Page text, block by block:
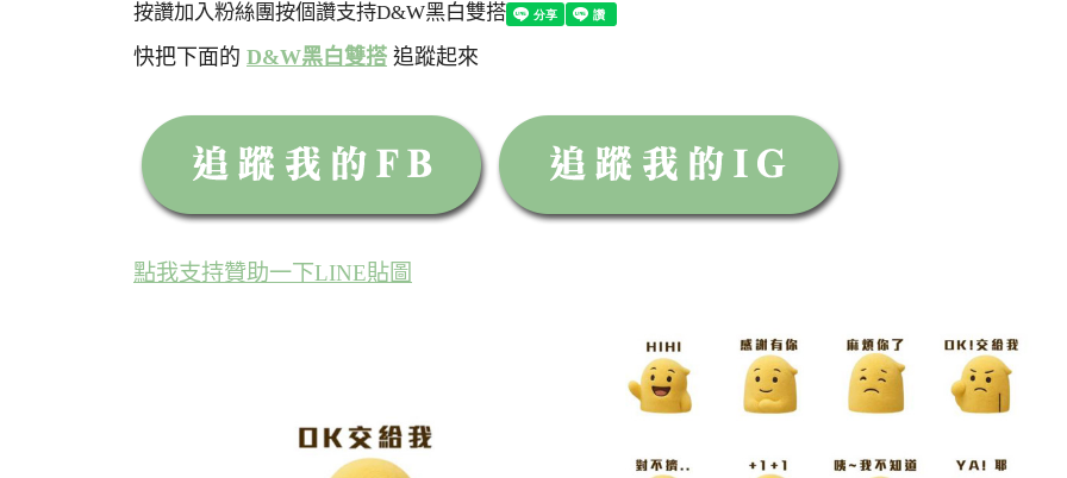
按讚加入粉絲團按個讚支持D&W黑白雙搭
快把下面的 D&W黑白雙搭 追蹤起來
點我支持贊助一下LINE貼圖